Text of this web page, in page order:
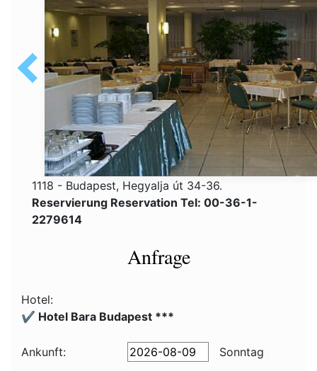
1118 - Budapest, Hegyalja út 34-36.
Reservierung Reservation Tel: 00-36-1-
2279614
Anfrage
Hotel:
✔️ Hotel Bara Budapest ***
Ankunft: Sonntag